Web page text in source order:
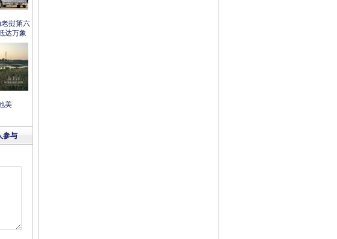
挝第六
达万象
美
参与